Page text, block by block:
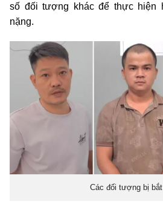
số đối tượng khác để thực hiện
nặng.
Các đối tượng bị